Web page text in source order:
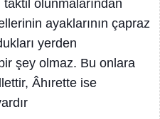
taktil olunmalarından
ayaklarının çapraz
yerden
şey olmaz. Bu onlara
Âhırette ise